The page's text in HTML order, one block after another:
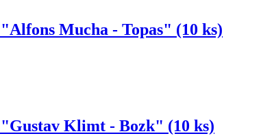
Mucha - Topas" (10 ks)
Klimt - Bozk" (10 ks)